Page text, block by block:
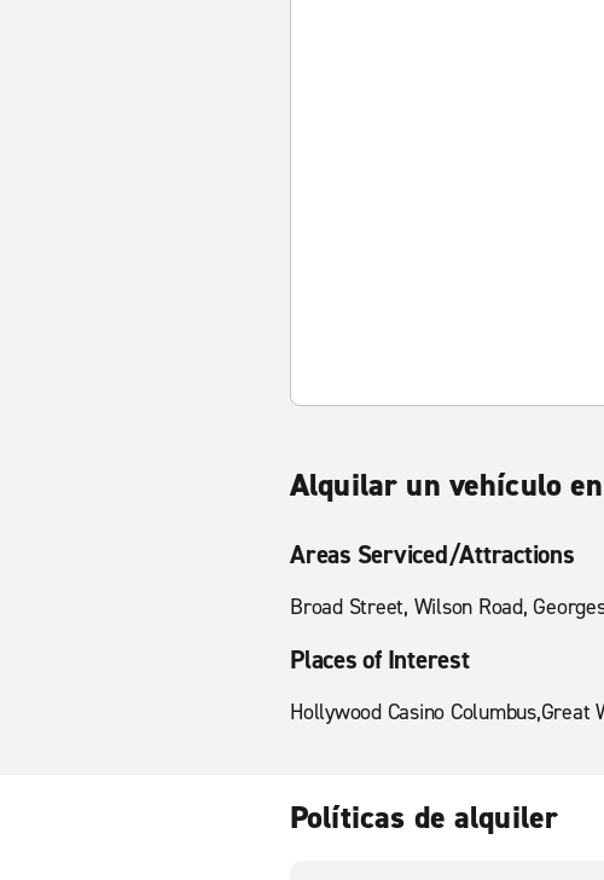
Alquilar un vehículo
Areas Serviced/Attractions
Broad Street, Wilson Road,
Places of Interest
Hollywood Casino
Políticas de alquiler